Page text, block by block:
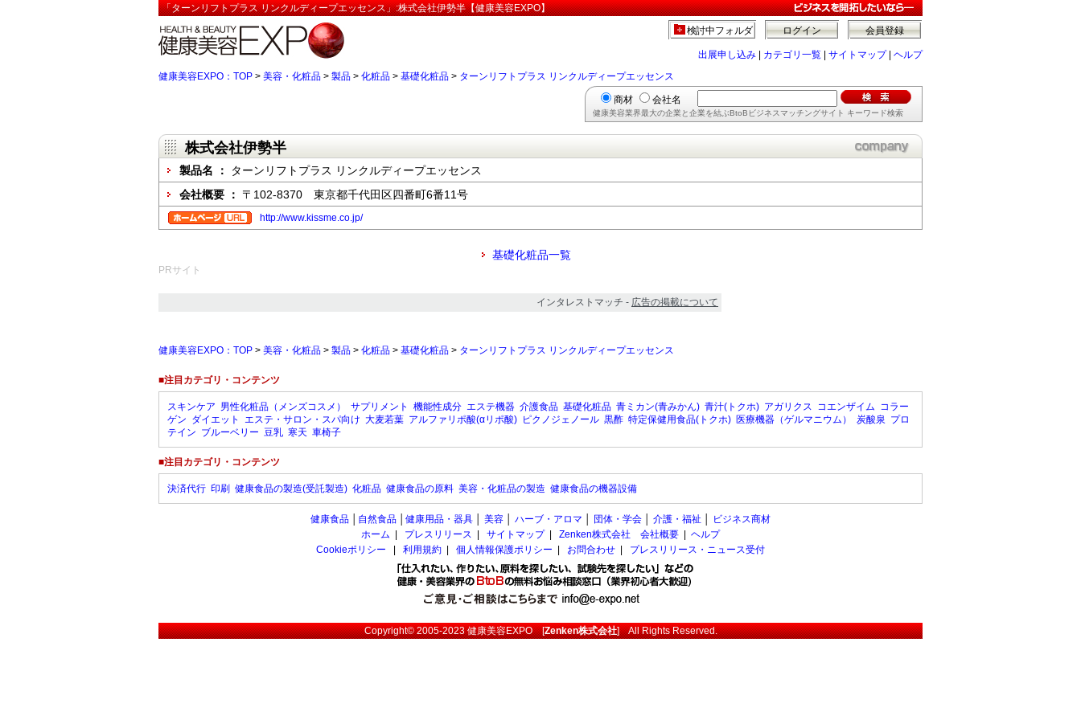
「ターンリフトプラス リンクルディープエッセンス」:株式会社伊勢半【健康美容EXPO】
会員登録
ログイン
検討中フォルダ
出展申し込み カテゴリ一覧 サイトマップ| ヘルプ
健康美容EXPO：TOP > 美容・化粧品 > 製品 > 化粧品 > 基礎化粧品 > ターンリフトプラス リンクルディープエッセンス
商材 会社名
健康美容業界最大の企業と企業を結ぶBtoBビジネスマッチングサイト キーワード検索
株式会社伊勢半
製品名 ：
ターンリフトプラス リンクルディープエッセンス
会社概要 ： 〒102-8370 東京都千代田区四番町6番11号
http://www.kissme.co.jp/
基礎化粧品一覧
PRサイト
インタレストマッチ - 広告の掲載について
健康美容EXPO：TOP > 美容・化粧品 > 製品 > 化粧品 > 基礎化粧品 > ターンリフトプラス リンクルディープエッセンス
■注目カテゴリ・コンテンツ
スキンケア 男性化粧品（メンズコスメ） サプリメント 機能性成分 エステ機器 介護食品 基礎化粧品 青ミカン(青みかん) 青汁(トクホ) アガリクス コエンザイム コラー
ゲン ダイエット エステ・サロン・スパ向け 大麦若葉 アルファリポ酸(αリポ酸) ピクノジェノール 黒酢 特定保健用食品(トクホ) 医療機器（ゲルマニウム） 炭酸泉 プロ
テイン ブルーベリー 豆乳 寒天 車椅子
■注目カテゴリ・コンテンツ
決済代行 印刷 健康食品の製造(受託製造) 化粧品 健康食品の原料 美容・化粧品の製造 健康食品の機器設備
健康食品 自然食品 健康用品・器具 美容 ハーブ・アロマ 団体・学会 介護・福祉
ビジネス商材
ホーム
プレスリリース サイトマップ| Zenken株式会社 会社概要
ヘルプ
Cookieポリシー
利用規約 個人情報保護ポリシー お問合わせ プレスリリース・ニュース受付
Copyright© 2005-2023健康美容EXPO[Zenken株式会社] All Rights Reserved.